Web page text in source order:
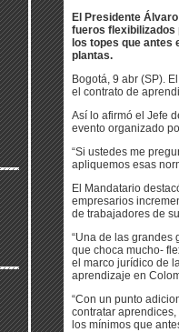
El Presidente
fueros flexibilizados
los topes que antes
plantas.
Bogotá, 9 abr (SP).
el contrato de
Así lo afirmó el Jefe
evento organizado
“Si ustedes me
apliquemos esas
El Mandatario
empresarios
de trabajadores de
“Una de las grandes
que choca mucho-
el marco jurídico de
aprendizaje en
“Con un punto
contratar
los mínimos que